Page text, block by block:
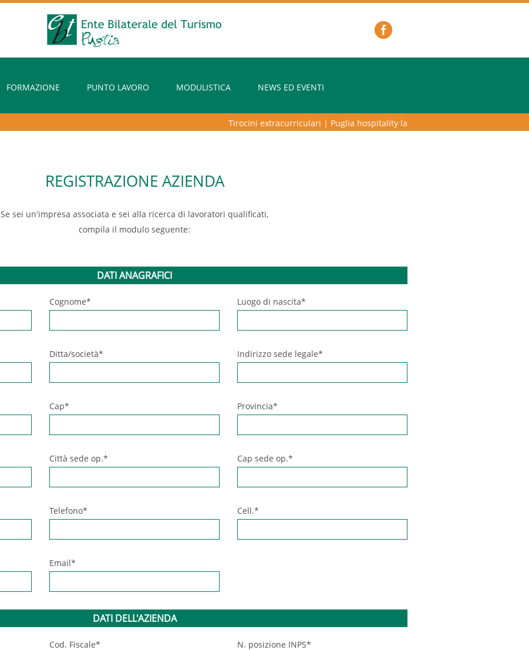
FORMAZIONE PUNTO LAVORO MODULISTICA
NEWS ED EVENTI
Tirocini extracurriculari|Puglia hospitality lab – programma di alta formazione
REGISTRAZIONE AZIENDA
Se sei un'impresa associata e sei alla ricerca di lavoratori qualificati,
compila il modulo seguente:
DATI ANAGRAFICI
Cognome* Luogo di nascita*
Ditta/società* Indirizzo sede legale*
Cap* Provincia*
Città sede op.* Cap sede op.*
Telefono* Cell.*
Email*
DATI DELL'AZIENDA
Cod. Fiscale* N. posizione INPS*